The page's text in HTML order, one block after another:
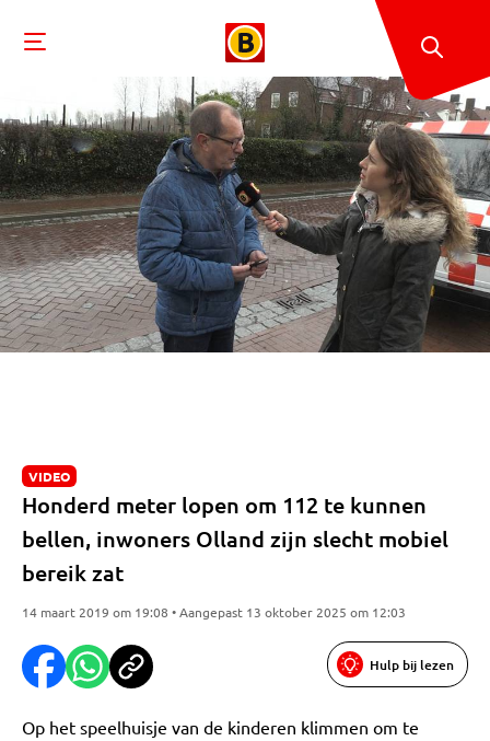
VIDEO
Honderd meter lopen om 112 te kunnen
bellen, inwoners Olland zijn slecht mobiel
bereik zat
14 maart 2019 om 19:08 • Aangepast 13 oktober 2025 om 12:03
Hulp bij lezen
Op het speelhuisje van de kinderen klimmen om te